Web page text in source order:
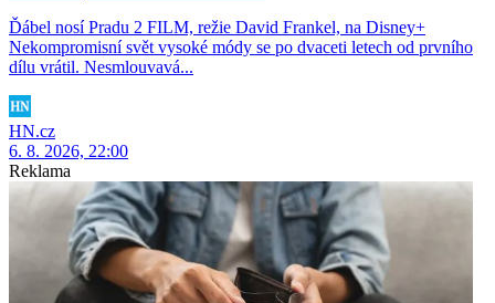
Ďábel nosí Pradu 2 FILM, režie David Frankel, na Disney+
Nekompromisní svět vysoké módy se po dvaceti letech od prvního
dílu vrátil. Nesmlouvavá...
HN.cz
6. 8. 2026, 22:00
Reklama